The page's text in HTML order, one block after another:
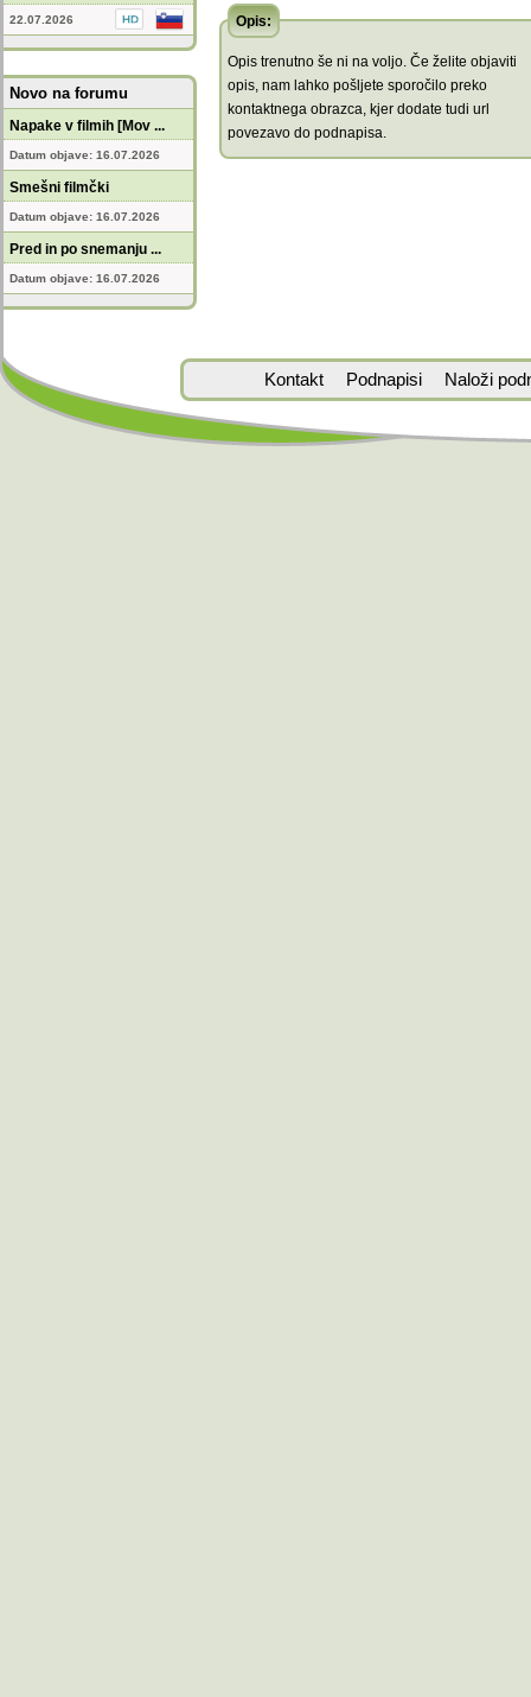
22.07.2026
Novo na forumu
Napake v filmih [Mov ...
Datum objave: 16.07.2026
Smešni filmčki
Datum objave: 16.07.2026
Pred in po snemanju ...
Datum objave: 16.07.2026
Opis:
Opis trenutno še ni na voljo. Če želite objaviti
opis, nam lahko pošljete sporočilo preko
kontaktnega obrazca, kjer dodate tudi url
povezavo do podnapisa.
Kontakt Podnapisi Naloži